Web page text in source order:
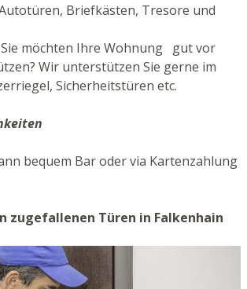
Briefkästen, Tresore und
Sie möchten Ihre Wohnung gut vor
Wir unterstützen Sie gerne im
Sicherheitstüren etc.
bequem Bar oder via Kartenzahlung
zugefallenen Türen in Falkenhain